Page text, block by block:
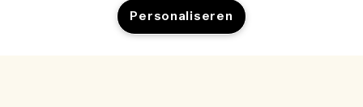
Personaliseren